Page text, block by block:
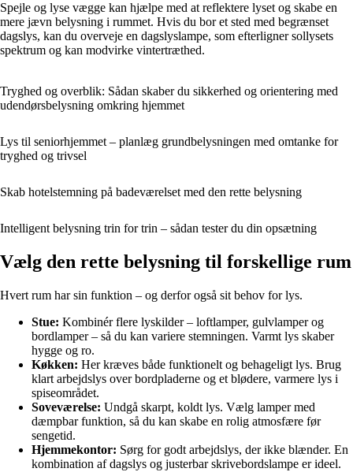
Spejle og lyse vægge kan hjælpe med at reflektere lyset og skabe en
mere jævn belysning i rummet. Hvis du bor et sted med begrænset
dagslys, kan du overveje en dagslyslampe, som efterligner sollysets
spektrum og kan modvirke vintertræthed.
Tryghed og overblik: Sådan skaber du sikkerhed og orientering med
udendørsbelysning omkring hjemmet
Lys til seniorhjemmet – planlæg grundbelysningen med omtanke for
tryghed og trivsel
Skab hotelstemning på badeværelset med den rette belysning
Intelligent belysning trin for trin – sådan tester du din opsætning
Vælg den rette belysning til forskellige rum
Hvert rum har sin funktion – og derfor også sit behov for lys.
Stue: Kombinér flere lyskilder – loftlamper, gulvlamper og
bordlamper – så du kan variere stemningen. Varmt lys skaber
hygge og ro.
Køkken: Her kræves både funktionelt og behageligt lys. Brug
klart arbejdslys over bordpladerne og et blødere, varmere lys i
spiseområdet.
Soveværelse: Undgå skarpt, koldt lys. Vælg lamper med
dæmpbar funktion, så du kan skabe en rolig atmosfære før
sengetid.
Hjemmekontor: Sørg for godt arbejdslys, der ikke blænder. En
kombination af dagslys og justerbar skrivebordslampe er ideel.